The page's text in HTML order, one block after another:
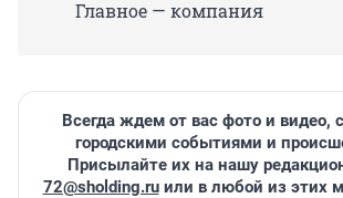
Главное — компания
Всегда ждем от вас фото и видео,
городскими событиями и
Присылайте их на нашу
72@sholding.ruили в любой из этих